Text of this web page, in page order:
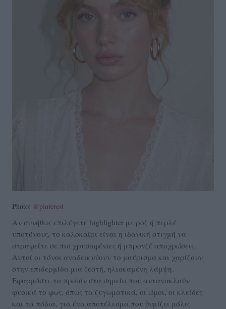
Photo: @pinterest
Αν συνήθως επιλέγετε highlighter με ροζ ή περλέ
υποτόνους, το καλοκαίρι είναι η ιδανική στιγμή να
στραφείτε σε πιο χρυσαφένιες ή μπρονζέ αποχρώσεις.
Αυτοί οι τόνοι αναδεικνύουν το μαύρισμα και χαρίζουν
στην επιδερμίδα μια ζεστή, ηλιοκαμένη λάμψη.
Εφαρμόστε το προϊόν στα σημεία που αντανακλούν
φυσικά το φως, όπως τα ζυγωματικά, οι ώμοι, οι κλείδες
και τα πόδια, για ένα αποτέλεσμα που θυμίζει μόλις